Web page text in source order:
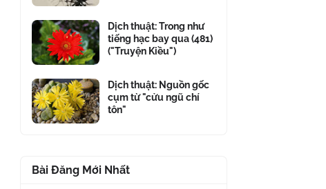
Dịch thuật: Trong như
tiếng hạc bay qua (481)
("Truyện Kiều")
Dịch thuật: Nguồn gốc
cụm từ "cửu ngũ chí
tôn"
Bài Đăng Mới Nhất